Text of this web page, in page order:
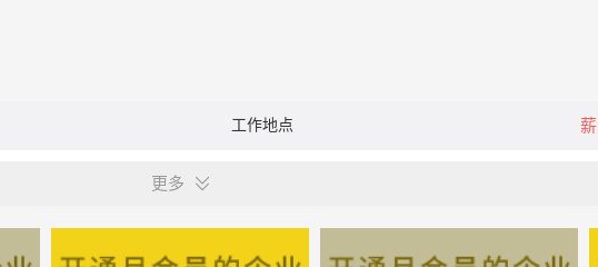
工作地点
更多